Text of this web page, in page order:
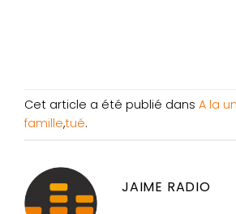
Cet article a été publié dans A la
famille,tué.
JAIME RADIO